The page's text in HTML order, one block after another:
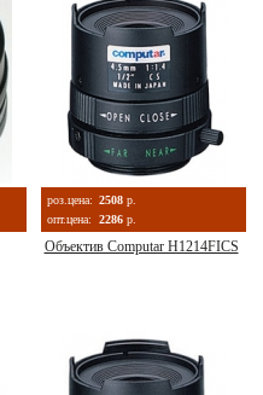
роз.цена: 2508 р.
опт.цена:
2286 р.
Объектив Computar H1214FICS